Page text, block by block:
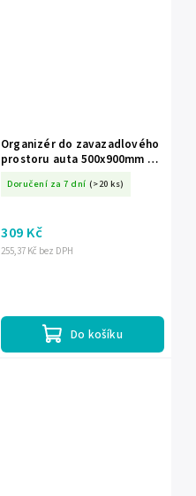
Organizér do zavazadlového
prostoru auta 500x900mm 8
Doručení za 7 dní (>20 ks)
255,37 Kč bez DPH
309 Kč
Do košíku